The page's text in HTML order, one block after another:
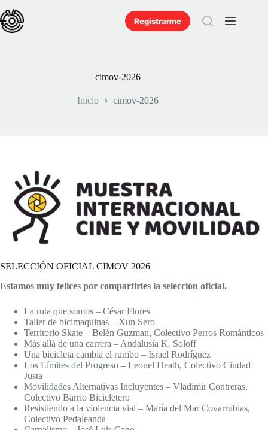
al
contenido
Registrarme
cimov-2026
Inicio cimov-2026
SELECCIÓN OFICIAL CIMOV 2026
Estamos muy felices por compartirles la selección oficial.
La ruta que somos – César Flores
Taller de bicimaquinas – Xun Sero
Territorio Skate – Belén Guzman, Colectivo Perros Románticos
Más allá de una carrera – Andalusia K. Soloff
Una bicicleta cambia el rumbo – Israel Rodríguez
Los Límites del Progreso – Leonel Heath, Colectivo Ciudad
Justa
Movilidades Alternativas Incluyentes – Vladimir Contreras,
Colectivo Barrio Bicicletero
Resistiendo a la violencia vial – María del Mar Covarrubias,
Colectivo Pedaleanda